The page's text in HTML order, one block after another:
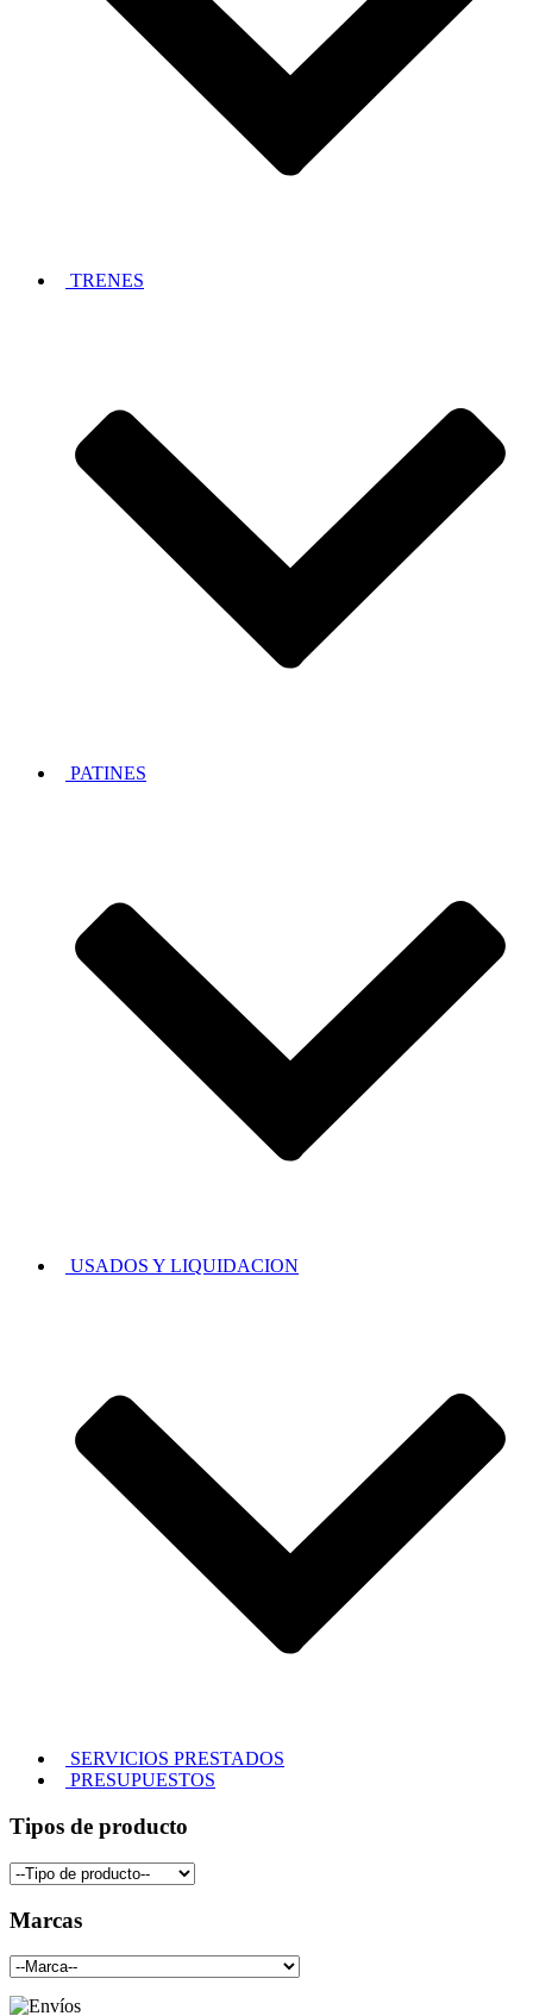
TRENES
PATINES
USADOS Y LIQUIDACION
SERVICIOS PRESTADOS
PRESUPUESTOS
Tipos de producto
Marcas